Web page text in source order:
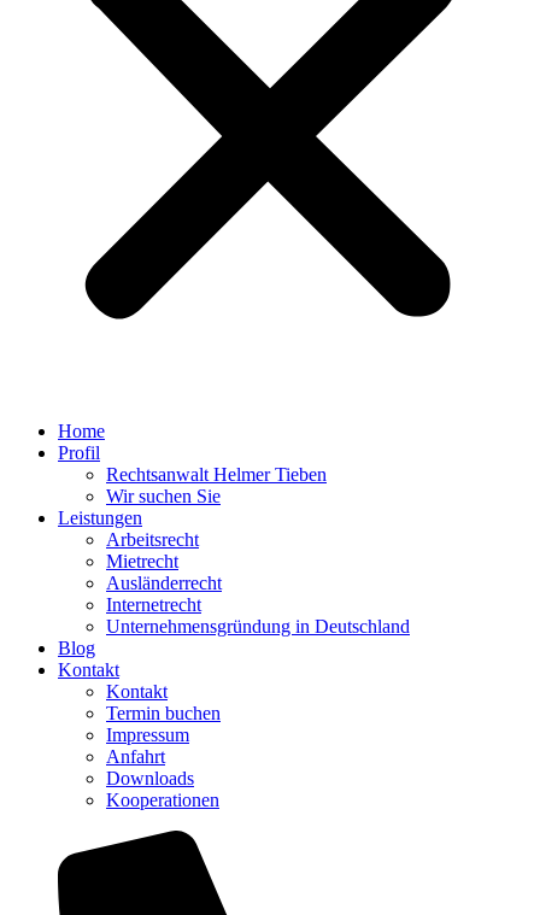
Home
Profil
Rechtsanwalt Helmer Tieben
Wir suchen Sie
Leistungen
Arbeitsrecht
Mietrecht
Ausländerrecht
Internetrecht
Unternehmensgründung in Deutschland
Blog
Kontakt
Kontakt
Termin buchen
Impressum
Anfahrt
Downloads
Kooperationen